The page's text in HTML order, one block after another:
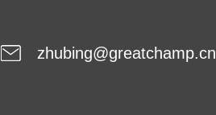
zhubing@greatchamp.cn